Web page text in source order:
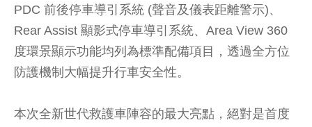
PDC 前後停車導引系統 (聲音及儀表距離警示)、
Rear Assist 顯影式停車導引系統、Area View 360
度環景顯示功能均列為標準配備項目，透過全方位
防護機制大幅提升行車安全性。
本次全新世代救護車陣容的最大亮點，絕對是首度